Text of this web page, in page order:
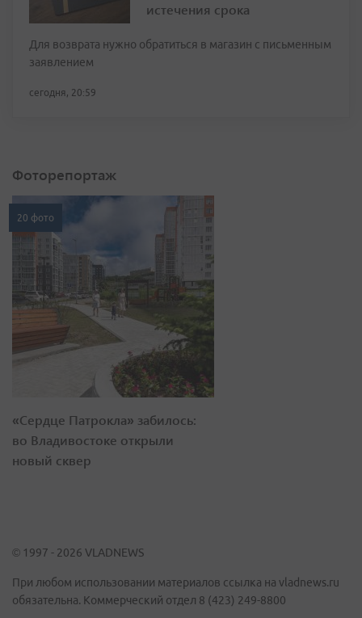
истечения срока
Для возврата нужно обратиться в магазин с письменным
заявлением
сегодня, 20:59
Фоторепортаж
20 фото
«Сердце Патрокла» забилось:
во Владивостоке открыли
новый сквер
© 1997 - 2026 VLADNEWS
При любом использовании материалов ссылка на vladnews.ru
обязательна. Коммерческий отдел 8 (423) 249-8800